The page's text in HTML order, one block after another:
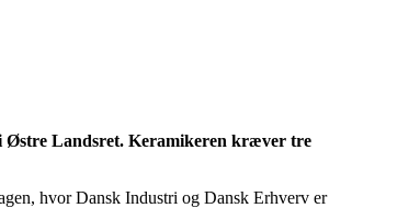
Østre Landsret. Keramikeren kræver tre
hvor Dansk Industri og Dansk Erhverv er